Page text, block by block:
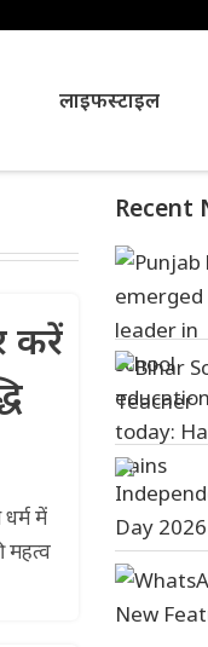
लाइफस्टाइल
करें
में
महत्व
Recent